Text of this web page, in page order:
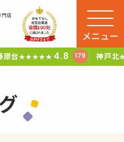
門店
原台★★★★★ 4.8 179 神戸北
メニュー